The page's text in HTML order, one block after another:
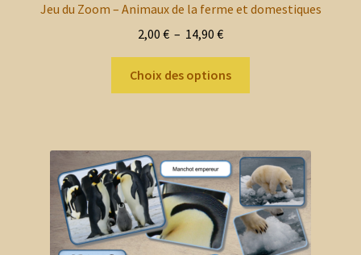
Jeu du Zoom – Animaux de la ferme et domestiques
2,00 € – 14,90 €Plage
prix :
2,00 €
Choix des options
Les
options
peuvent
être
choisies